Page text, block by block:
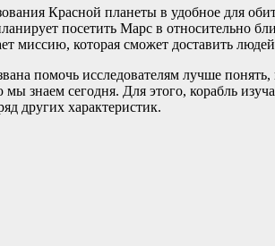
Красной планеты в удобное для
посетить Марс в относительно
миссию, которая сможет доставить
помочь исследователям лучше
знаем сегодня. Для этого, корабль
других характеристик.